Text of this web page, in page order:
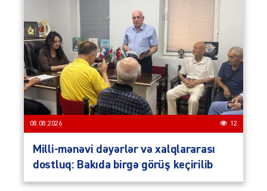
08.08.2026 12
Milli-mənəvi dəyərlər və xalqlararası
dostluq: Bakıda birgə görüş keçirilib